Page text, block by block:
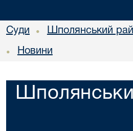
Суди • Шполянський
• Новини